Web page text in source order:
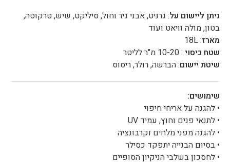
ניתן ליישום על: גרניט, אבני גיר וחול, סיליקט, שיש, טרקוטה,
בטון, מולה וויאט ועוד
מארז: 18L
שטח כיסוי : 10-20 מ"ר לליטר
שיטת יישום: הברשה, רולר, ריסוס
שימושים:
• להגנה על אריחי חיפוי
• לתנאי פנים וחוץ, עמיד UV
• להגנה מפני מלחים וקרבונציה
• בסיום הבנייה יתפקד כסילר
• לחסכון בשלבי הניקיון הסופיים